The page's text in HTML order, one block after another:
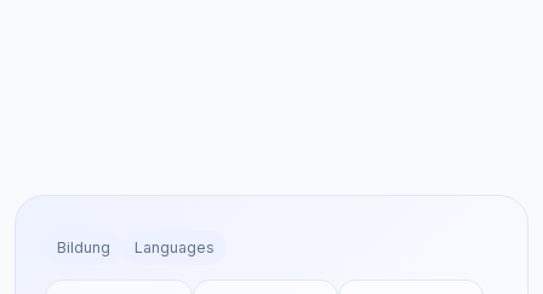
Bildung Languages